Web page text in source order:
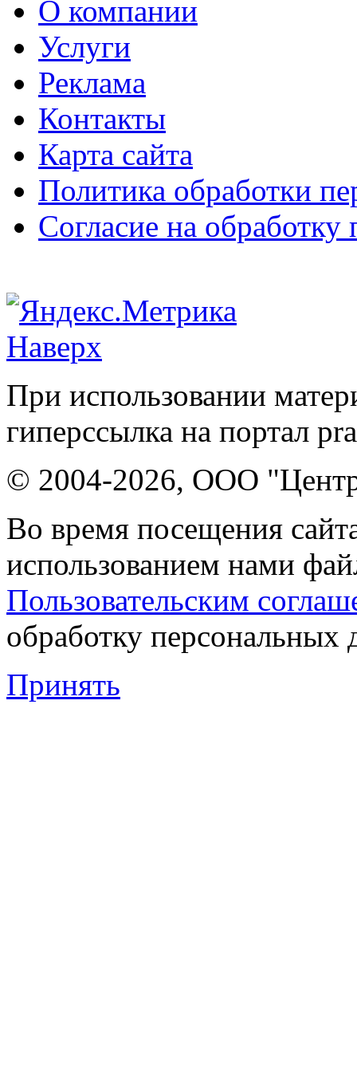
О компании
Услуги
Реклама
Контакты
Карта сайта
Политика обработки
Согласие на
Наверх
При использовании
гиперссылка на портал
© 2004-2026, ООО "Центр
Во время посещения
использованием нами
Пользовательским
обработку персональных
Принять